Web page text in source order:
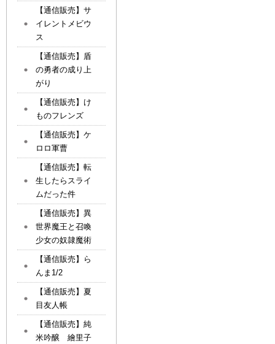
【通信販売】サ
イレントメビウ
ス
【通信販売】盾
の勇者の成り上
がり
【通信販売】け
ものフレンズ
【通信販売】ケ
ロロ軍曹
【通信販売】転
生したらスライ
ムだった件
【通信販売】異
世界魔王と召喚
少女の奴隷魔術
【通信販売】ら
んま1/2
【通信販売】夏
目友人帳
【通信販売】純
米吟醸 繪里子